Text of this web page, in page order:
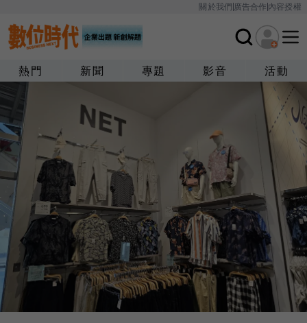
關於我們廣告合作內容授權
熱門 新聞 專題 影音 活動